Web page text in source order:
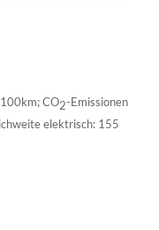
;CO2-Emissionen
elektrisch: 155